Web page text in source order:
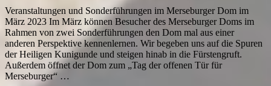
Veranstaltungen und Sonderführungen im Merseburger Dom im
März 2023 Im März können Besucher des Merseburger Doms im
Rahmen von zwei Sonderführungen den Dom mal aus einer
anderen Perspektive kennenlernen. Wir begeben uns auf die Spuren
der Heiligen Kunigunde und steigen hinab in die Fürstengruft.
Außerdem öffnet der Dom zum „Tag der offenen Tür für
Merseburger“ …